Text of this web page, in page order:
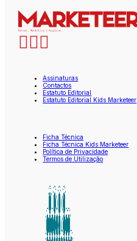
Assinaturas
Contactos
Estatuto Editorial
Estatuto Editorial Kids Marketeer
Ficha Técnica
Ficha Técnica Kids Marketeer
Política de Privacidade
Termos de Utilização